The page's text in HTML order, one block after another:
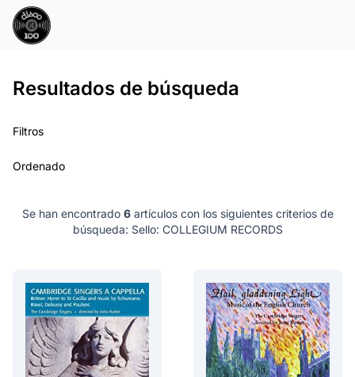
Resultados de búsqueda
Filtros
Ordenado
Se han encontrado 6artículos con los siguientes criterios de
búsqueda: Sello: COLLEGIUM RECORDS